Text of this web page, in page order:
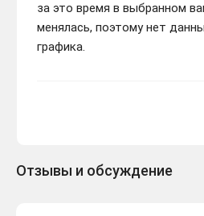
за это время в выбранном
менялась, поэтому нет
графика.
Отзывы и обсуждение